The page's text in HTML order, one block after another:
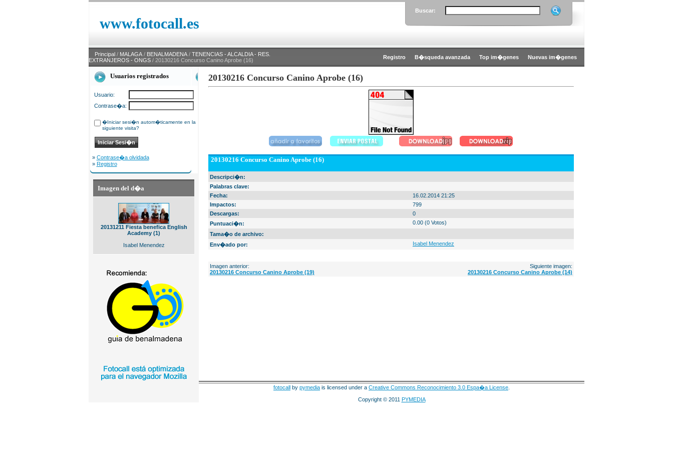
www.fotocall.es
Buscar:
Principal / MALAGA / BENALMADENA / TENENCIAS - ALCALDIA - RES.
EXTRANJEROS - ONGS / 20130216 Concurso Canino Aprobe (16) Registro B�squeda avanzada Top im�genes Nuevas im�genes
Usuarios registrados
Usuario:
Contrase�a:
�Iniciar sesi�n autom�ticamente en la
siguiente visita?
» Contrase�a olvidada
» Registro
Imagen del d�a
20131211 Fiesta benefica English
Academy (1)
Isabel Menendez
20130216 Concurso Canino Aprobe (16)
20130216 Concurso Canino Aprobe (16)
Descripci�n:
Palabras clave:
Fecha:
16.02.2014 21:25
Impactos:
799
Descargas:
0
Puntuaci�n:
0.00 (0 Votos)
Tama�o de archivo:
Env�ado por:
Isabel Menendez
Imagen anterior:
20130216 Concurso Canino Aprobe (19)
Siguiente imagen:
20130216 Concurso Canino Aprobe (14)
fotocall by pymedia is licensed under a Creative Commons Reconocimiento 3.0 Espa�a License
Copyright © 2011 PYMEDIA